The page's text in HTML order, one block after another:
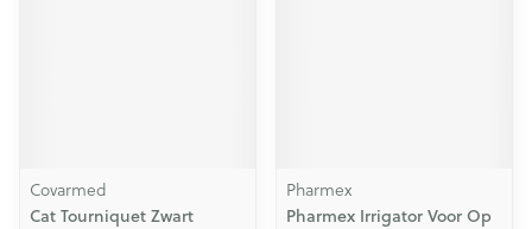
Covarmed
Cat Tourniquet Zwart
Pharmex
Pharmex Irrigator Voor Op